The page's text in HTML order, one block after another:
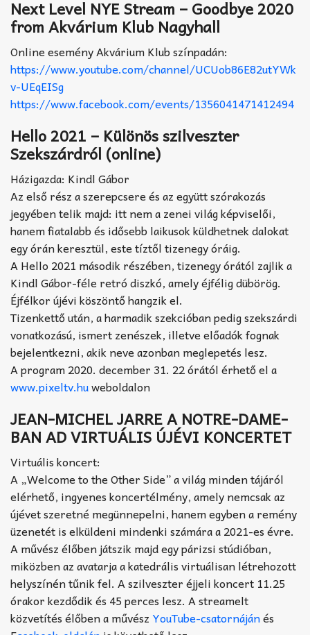
Next Level NYE Stream – Goodbye 2020
from Akvárium Klub Nagyhall
Online esemény Akvárium Klub színpadán:
https://www.youtube.com/channel/UCUob86E82utYWk
v-UEqEISg
https://www.facebook.com/events/1356041471412494
Hello 2021 – Különös szilveszter
Szekszárdról (online)
Házigazda: Kindl Gábor
Az első rész a szerepcsere és az együtt szórakozás
jegyében telik majd: itt nem a zenei világ képviselői,
hanem fiatalabb és idősebb laikusok küldhetnek dalokat
egy órán keresztül, este tíztől tizenegy óráig.
A Hello 2021 második részében, tizenegy órától zajlik a
Kindl Gábor-féle retró diszkó, amely éjfélig dübörög.
Éjfélkor újévi köszöntő hangzik el.
Tizenkettő után, a harmadik szekcióban pedig szekszárdi
vonatkozású, ismert zenészek, illetve előadók fognak
bejelentkezni, akik neve azonban meglepetés lesz.
A program 2020. december 31. 22 órától érhető el a
www.pixeltv.huweboldalon
JEAN-MICHEL JARRE A NOTRE-DAME-
BAN AD VIRTUÁLIS ÚJÉVI KONCERTET
Virtuális koncert:
A „Welcome to the Other Side” a világ minden tájáról
elérhető, ingyenes koncertélmény, amely nemcsak az
újévet szeretné megünnepelni, hanem egyben a remény
üzenetét is elküldeni mindenki számára a 2021-es évre.
A művész élőben játszik majd egy párizsi stúdióban,
miközben az avatarja a katedrális virtuálisan létrehozott
helyszínén tűnik fel. A szilveszter éjjeli koncert 11.25
órakor kezdődik és 45 perces lesz. A streamelt
közvetítés élőben a művész YouTube-csatornájánés